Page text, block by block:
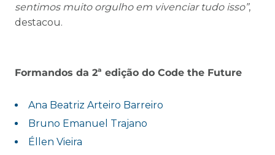
sentimos muito orgulho em vivenciar tudo isso”,
destacou.
Formandos da 2ª edição do Code the Future
Ana Beatriz Arteiro Barreiro
Bruno Emanuel Trajano
Éllen Vieira